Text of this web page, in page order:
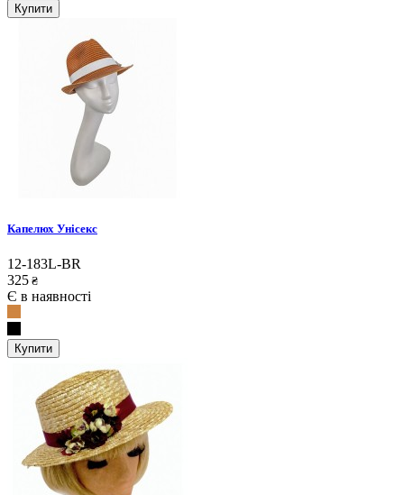
Купити
Капелюх Унісекс
12-183L-BR
325 ₴
Є в наявності
Купити